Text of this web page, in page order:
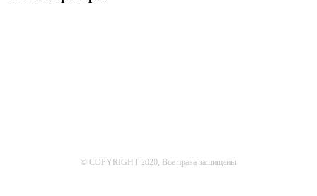
© COPYRIGHT 2020, Все права защищены